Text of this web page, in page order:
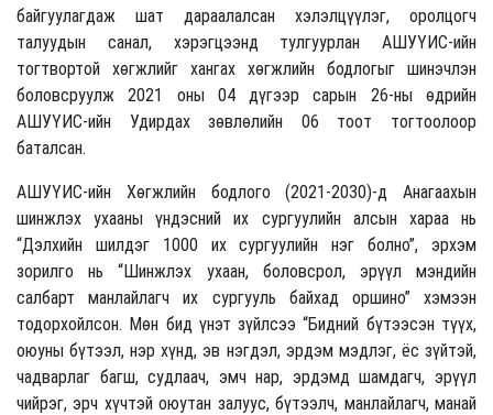
байгуулагдаж шат дараалалсан хэлэлцүүлэг, оролцогч
талуудын санал, хэрэгцээнд тулгуурлан АШУҮИС-ийн
тогтвортой хөгжлийг хангах хөгжлийн бодлогыг шинэчлэн
боловсруулж 2021 оны 04 дүгээр сарын 26-ны өдрийн
АШУҮИС-ийн Удирдах зөвлөлийн 06 тоот тогтоолоор
баталсан.
АШУҮИС-ийн Хөгжлийн бодлого (2021-2030)-д Анагаахын
шинжлэх ухааны үндэсний их сургуулийн алсын хараа нь
“Дэлхийн шилдэг 1000 их сургуулийн нэг болно”, эрхэм
зорилго нь “Шинжлэх ухаан, боловсрол, эрүүл мэндийн
салбарт манлайлагч их сургууль байхад оршино” хэмээн
тодорхойлсон. Мөн бид үнэт зүйлсээ “Бидний бүтээсэн түүх,
оюуны бүтээл, нэр хүнд, эв нэгдэл, эрдэм мэдлэг, ёс зүйтэй,
чадварлаг багш, судлаач, эмч нар, эрдэмд шамдагч, эрүүл
чийрэг, эрч хүчтэй оюутан залуус, бүтээлч, манлайлагч, манай